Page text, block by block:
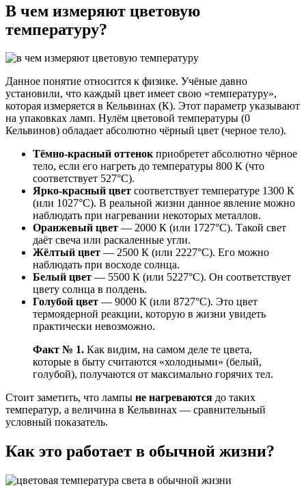
В чем измеряют цветовую
температуру?
Данное понятие относится к физике. Учёные давно
установили, что каждый цвет имеет свою «температуру»,
которая измеряется в Кельвинах (К). Этот параметр указывают
на упаковках ламп. Нулём цветовой температуры (0
Кельвинов) обладает абсолютно чёрный цвет (черное тело).
Тёмно-красный оттенокприобретет абсолютно чёрное
тело, если его нагреть до температуры 800 К (что
соответствует 527°С).
Ярко-красный цвет соответствует температуре 1300 К
(или 1027°С). В реальной жизни данное явление можно
наблюдать при нагревании некоторых металлов.
Оранжевый цвет — 2000 К (или 1727°С). Такой свет
даёт свеча или раскаленные угли.
Жёлтый цвет — 2500 К (или 2227°С). Его можно
наблюдать при восходе солнца.
Белый цвет — 5500 К (или 5227°С). Он соответствует
цвету солнца в полдень.
Голубой цвет — 9000 К (или 8727°С). Это цвет
термоядерной реакции, которую в жизни увидеть
практически невозможно.
Факт № 1. Как видим, на самом деле те цвета,
которые в быту считаются «холодными» (белый,
голубой), получаются от максимально горячих тел.
Стоит заметить, что лампы не нагреваются до таких
температур, а величина в Кельвинах — сравнительный
условный показатель.
Как это работает в обычной жизни?